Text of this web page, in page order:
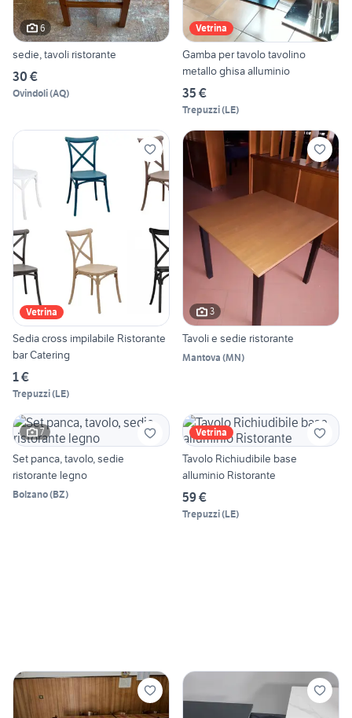
6
sedie, tavoli ristorante
30 €
Ovindoli(AQ)
Vetrina
Gamba per tavolo tavolino
metallo ghisa alluminio
35 €
Trepuzzi(LE)
Vetrina
Sedia cross impilabile Ristorante
bar Catering
1 €
Trepuzzi(LE)
3
Tavoli e sedie ristorante
Mantova (MN)
7
Set panca, tavolo, sedie
ristorante legno
Bolzano(BZ)
Vetrina
Tavolo Richiudibile base
alluminio Ristorante
59 €
Trepuzzi(LE)